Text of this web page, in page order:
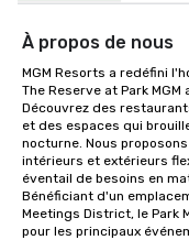
À propos de nous
MGM Resorts a redéfini
The Reserve at Park
Découvrez des
et des espaces qui
nocturne. Nous
intérieurs et extérieurs
éventail de besoins en
Bénéficiant d'un
Meetings District, le Park
pour les principaux